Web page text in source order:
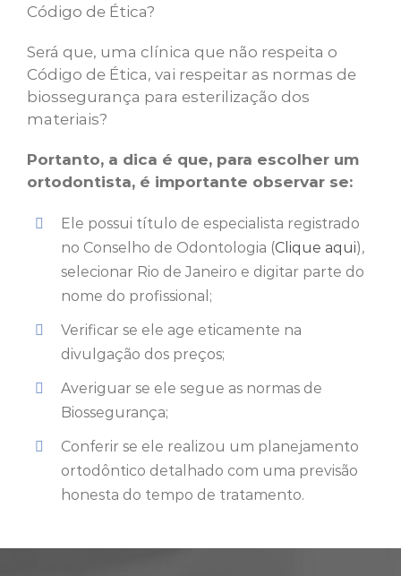
Código de Ética?
Será que, uma clínica que não respeita o
Código de Ética, vai respeitar as normas de
biossegurança para esterilização dos
materiais?
Portanto, a dica é que, para escolher um
ortodontista, é importante observar se:
Ele possui título de especialista registrado
no Conselho de Odontologia (Clique aqui),
selecionar Rio de Janeiro e digitar parte do
nome do profissional;
Verificar se ele age eticamente na
divulgação dos preços;
Averiguar se ele segue as normas de
Biossegurança;
Conferir se ele realizou um planejamento
ortodôntico detalhado com uma previsão
honesta do tempo de tratamento.